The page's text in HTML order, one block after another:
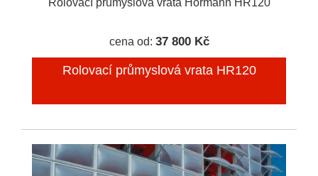
Rolovací průmyslová vrata Hörmann HR120
cena od: 37 800 Kč
Rolovací průmyslová vrata HR120